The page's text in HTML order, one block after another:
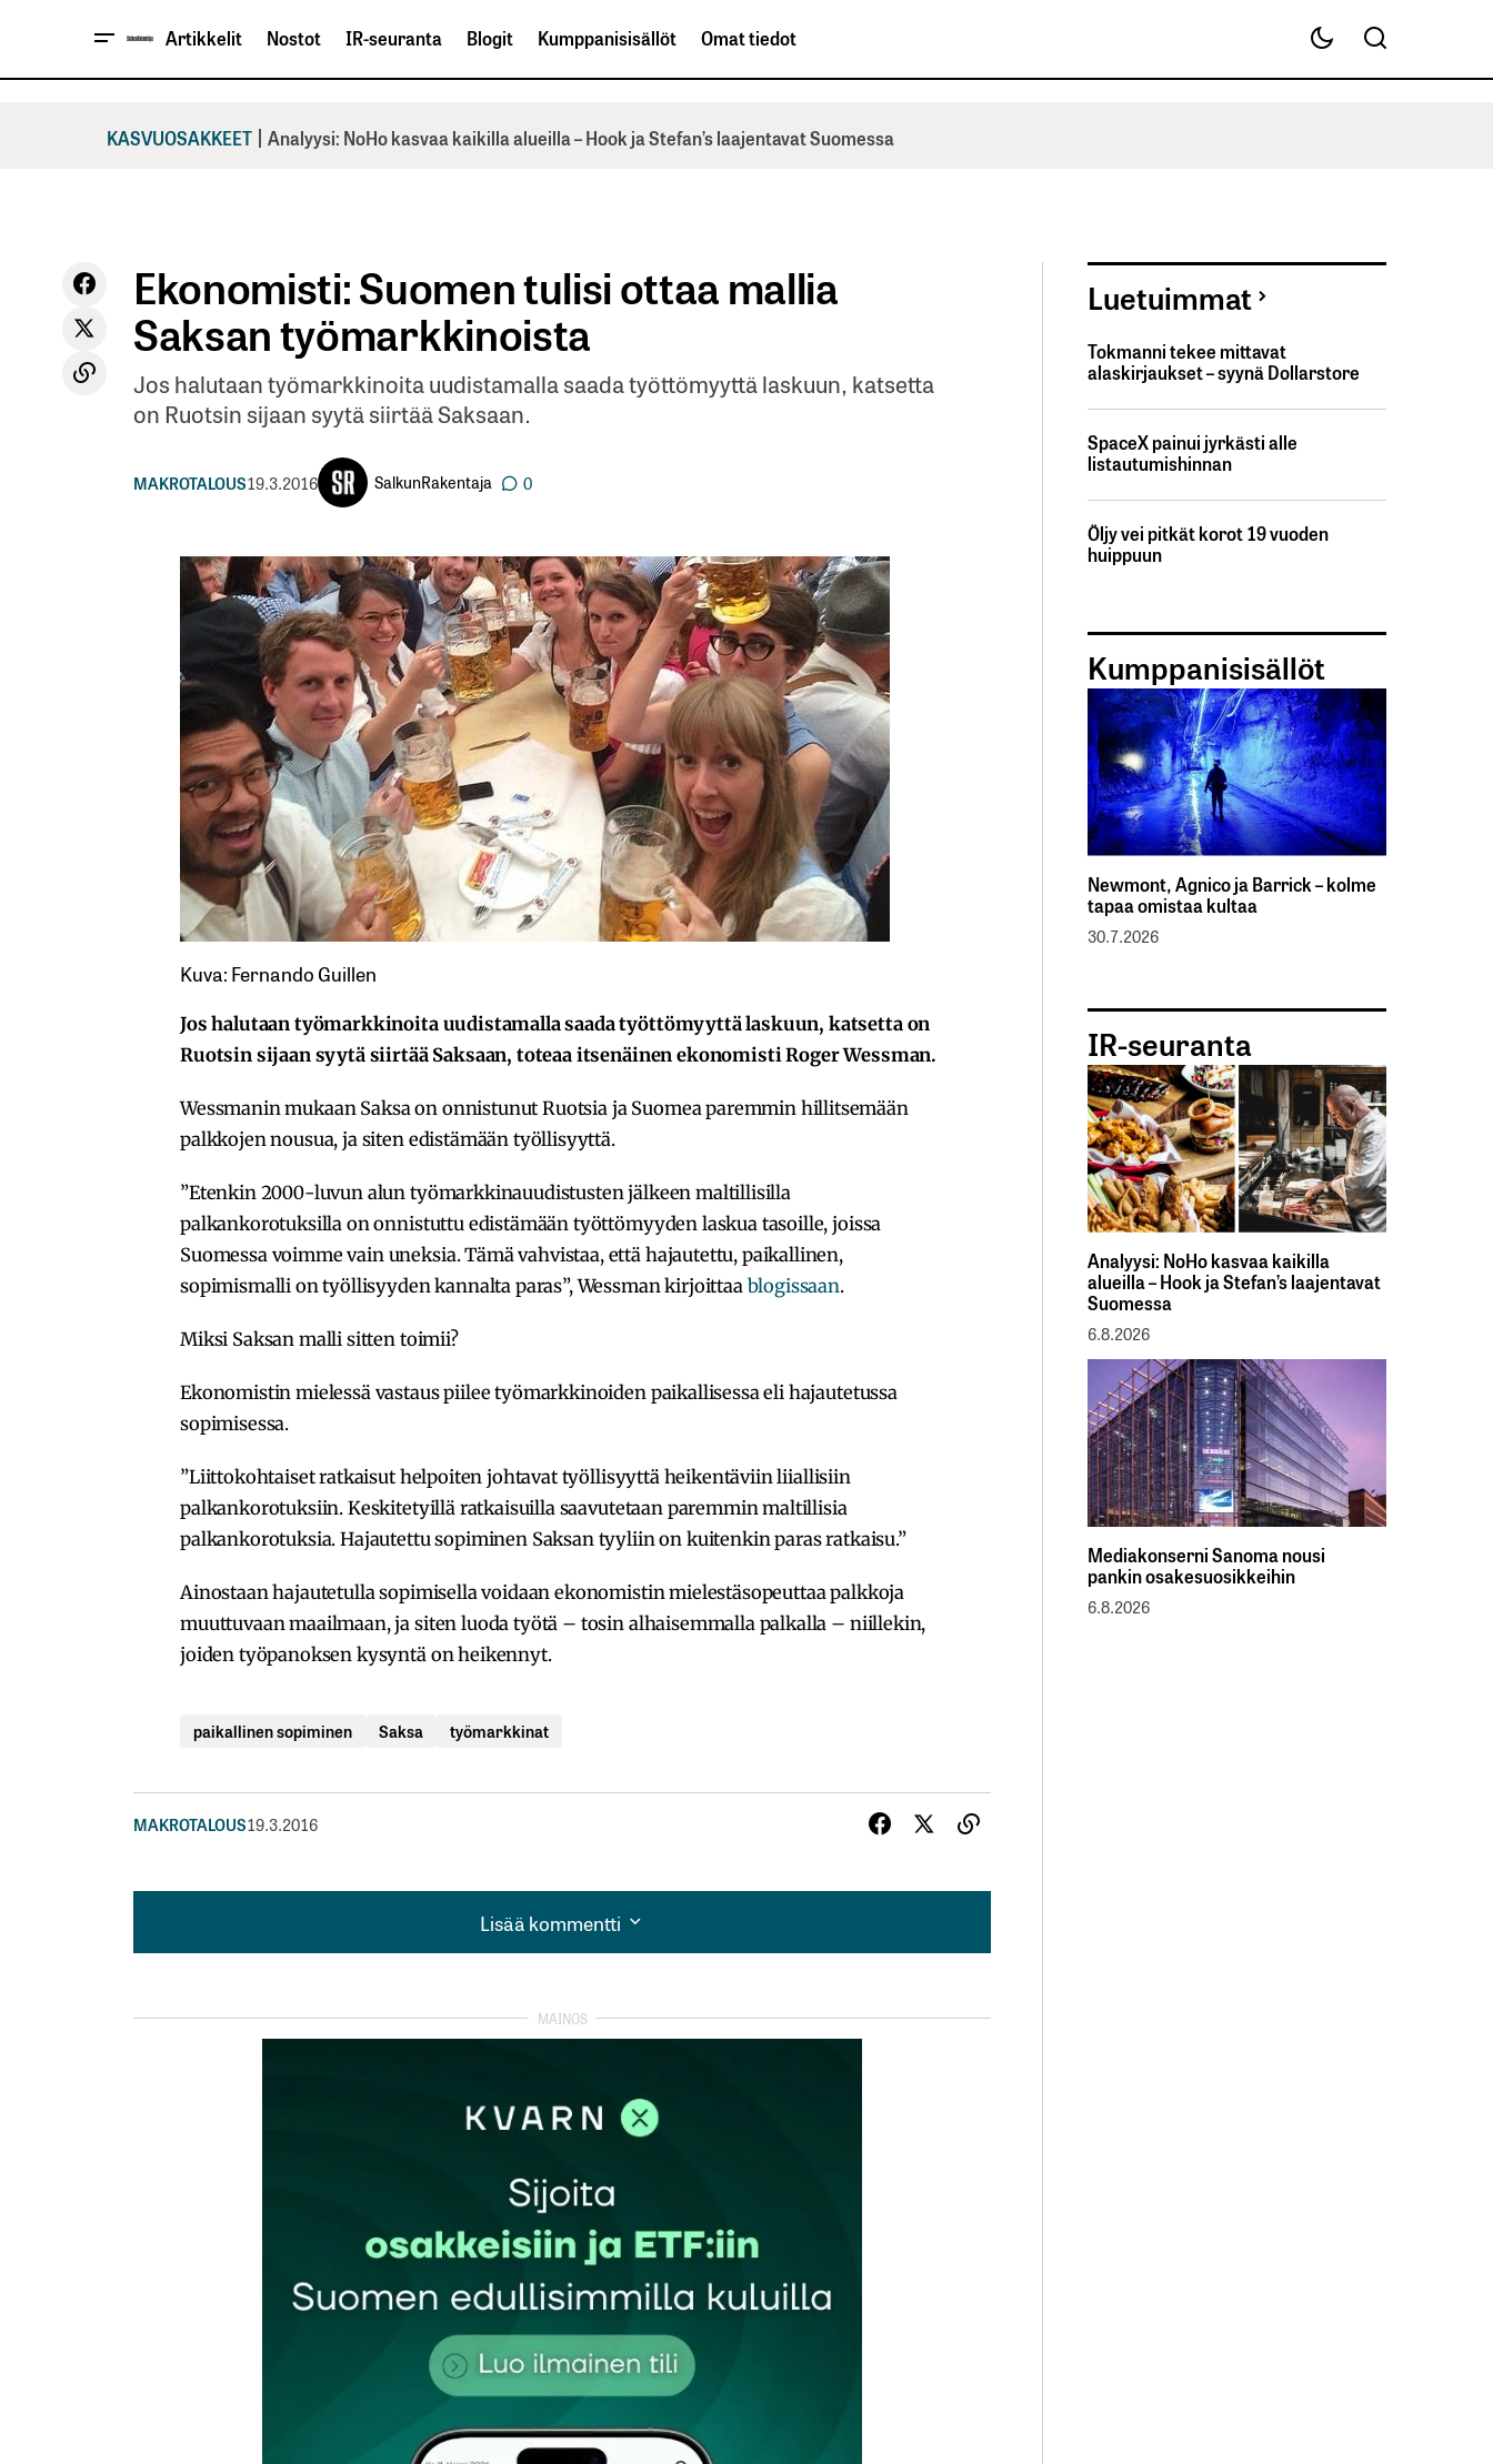
Artikkelit Nostot IR-seuranta Blogit Kumppanisisällöt Omat tiedot
KASVUOSAKKEET | Analyysi: NoHo kasvaa kaikilla alueilla – Hook ja Stefan’s laajentavat Suomessa
Ekonomisti: Suomen tulisi ottaa mallia
Saksan työmarkkinoista
Jos halutaan työmarkkinoita uudistamalla saada työttömyyttä laskuun, katsetta
on Ruotsin sijaan syytä siirtää Saksaan.
MAKROTALOUS19.3.2016 SalkunRakentaja 0
Kuva: Fernando Guillen
Jos halutaan työmarkkinoita uudistamalla saada työttömyyttä laskuun, katsetta on
Ruotsin sijaan syytä siirtää Saksaan, toteaa itsenäinen ekonomisti Roger Wessman.
Wessmanin mukaan Saksa on onnistunut Ruotsia ja Suomea paremmin hillitsemään
palkkojen nousua, ja siten edistämään työllisyyttä.
”Etenkin 2000-luvun alun työmarkkinauudistusten jälkeen maltillisilla
palkankorotuksilla on onnistuttu edistämään työttömyyden laskua tasoille, joissa
Suomessa voimme vain uneksia. Tämä vahvistaa, että hajautettu, paikallinen,
sopimismalli on työllisyyden kannalta paras”, Wessman kirjoittaa blogissaan.
Miksi Saksan malli sitten toimii?
Ekonomistin mielessä vastaus piilee työmarkkinoiden paikallisessa eli hajautetussa
sopimisessa.
”Liittokohtaiset ratkaisut helpoiten johtavat työllisyyttä heikentäviin liiallisiin
palkankorotuksiin. Keskitetyillä ratkaisuilla saavutetaan paremmin maltillisia
palkankorotuksia. Hajautettu sopiminen Saksan tyyliin on kuitenkin paras ratkaisu.”
Ainostaan hajautetulla sopimisella voidaan ekonomistin mielestäsopeuttaa palkkoja
muuttuvaan maailmaan, ja siten luoda työtä – tosin alhaisemmalla palkalla – niillekin,
joiden työpanoksen kysyntä on heikennyt.
paikallinen sopiminen Saksa työmarkkinat
MAKROTALOUS19.3.2016
Lisää kommentti
Lisää kommentti
Sähköpostiosoitteesi
Tilaa SalkunRakentajan uutiskirje
Luetuimmat
Tokmanni tekee mittavat
alaskirjaukset – syynä Dollarstore
SpaceX painui jyrkästi alle
listautumishinnan
Öljy vei pitkät korot 19 vuoden
huippuun
Kumppanisisällöt
Newmont, Agnico ja Barrick – kolme
tapaa omistaa kultaa
30.7.2026
IR-seuranta
Analyysi: NoHo kasvaa kaikilla
alueilla – Hook ja Stefan’s laajentavat
Suomessa
6.8.2026
Mediakonserni Sanoma nousi
pankin osakesuosikkeihin
6.8.2026